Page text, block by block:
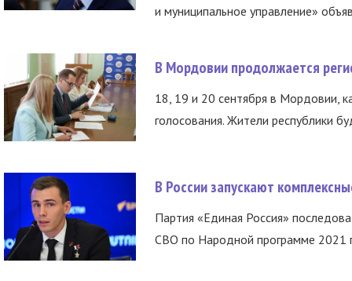
и муниципальное управление»
В Мордовии продолжается
18, 19 и 20 сентября в Мордовии,
голосования. Жители республики
В России запускают
Партия «Единая Россия»
СВО по Народной программе 2021